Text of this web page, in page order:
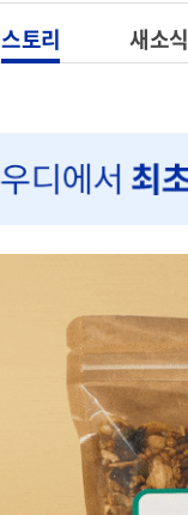
스토리 새소식